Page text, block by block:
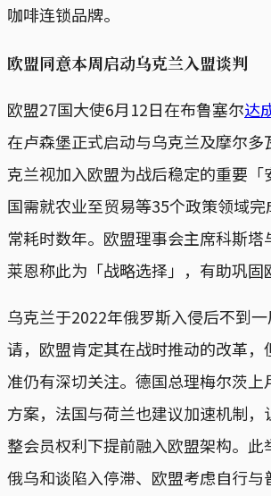
咖啡连锁品牌。
欧盟同意本周启动乌克兰入盟谈判
欧盟27国大使6月12日在布鲁塞尔达
在卢森堡正式启动与乌克兰及摩尔多
克兰视加入欧盟为战后稳定的重要「
国需就农业至贸易等35个政策领域
常耗时数年。欧盟理事会主席科斯塔
莱恩称此为「战略选择」，有助巩固
乌克兰于2022年俄罗斯入侵后不到
请，欧盟肯定其在战时推动的改革，
准仍有深切关注。德国总理梅尔茨上
方案，法国与荷兰也建议加速机制
整会员权利下提前融入欧盟架构。此
俄乌和谈陷入停滞、欧盟考虑自行与